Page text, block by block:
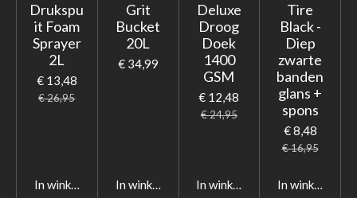
Drukspu
it Foam
Sprayer
2L
€ 13,48
€ 26,95
In winkelwagen
Grit
Bucket
20L
€ 34,99
In winkelwagen
Deluxe
Droog
Doek
1400
GSM
€ 12,48
€ 24,95
In winkelwagen
Tire
Black -
Diep
zwarte
banden
glans +
spons
€ 8,48
€ 16,95
In